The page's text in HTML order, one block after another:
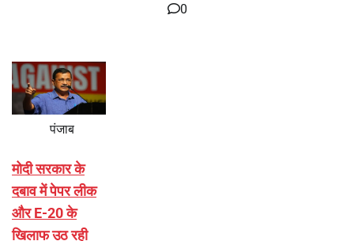
0
पंजाब
मोदी सरकार के
दबाव में पेपर लीक
और E-20 के
खिलाफ उठ रही